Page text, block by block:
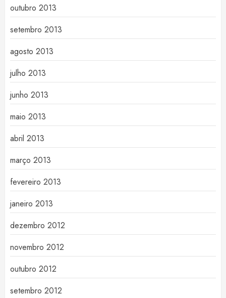
outubro 2013
setembro 2013
agosto 2013
julho 2013
junho 2013
maio 2013
abril 2013
março 2013
fevereiro 2013
janeiro 2013
dezembro 2012
novembro 2012
outubro 2012
setembro 2012